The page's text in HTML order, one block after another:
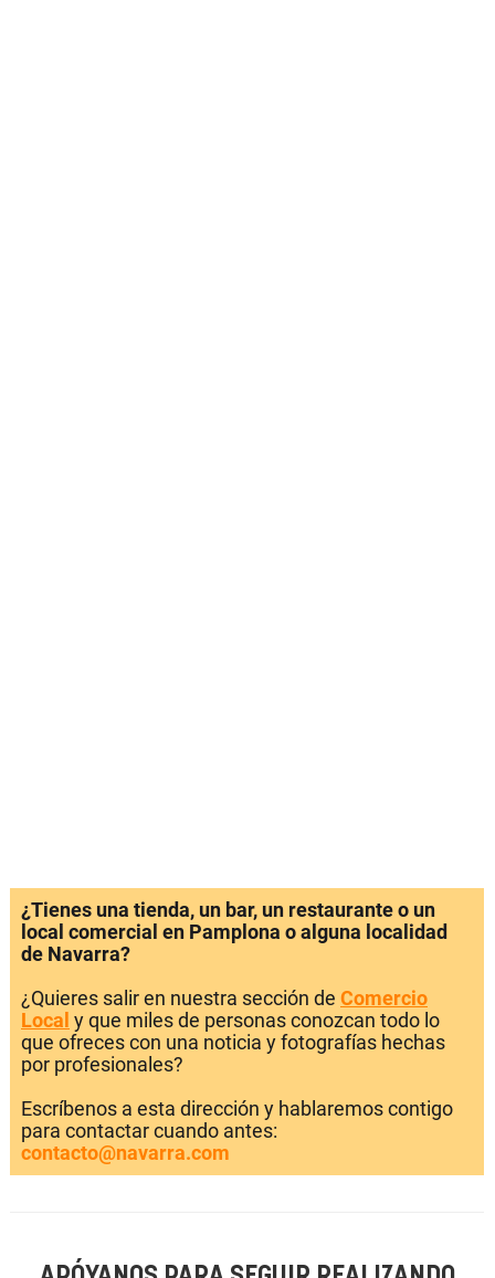
¿Tienes una tienda, un bar, un restaurante o un
local comercial en Pamplona o alguna localidad
de Navarra?
¿Quieres salir en nuestra sección de Comercio
Local y que miles de personas conozcan todo lo
que ofreces con una noticia y fotografías hechas
por profesionales?
Escríbenos a esta dirección y hablaremos contigo
para contactar cuando antes:
contacto@navarra.com